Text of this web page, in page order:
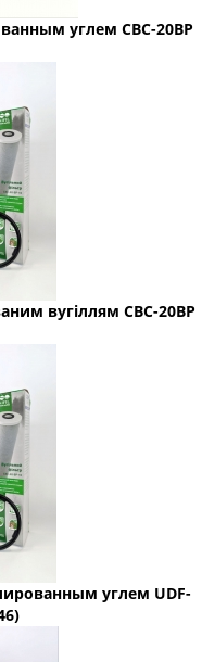
углем CBC-20BP
вугіллям CBC-20BP
углем UDF-